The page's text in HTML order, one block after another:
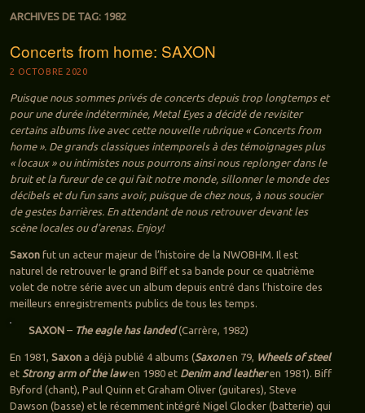
ARCHIVES DE TAG: 1982
Concerts from home: SAXON
2 OCTOBRE 2020
Puisque nous sommes privés de concerts depuis trop longtemps et
pour une durée indéterminée, Metal Eyes a décidé de revisiter
certains albums live avec cette nouvelle rubrique « Concerts from
home ». De grands classiques intemporels à des témoignages plus
« locaux » ou intimistes nous pourrons ainsi nous replonger dans le
bruit et la fureur de ce qui fait notre monde, sillonner le monde des
décibels et du fun sans avoir, puisque de chez nous, à nous soucier
de gestes barrières. En attendant de nous retrouver devant les
scène locales ou d’arenas. Enjoy!
Saxonfut un acteur majeur de l’histoire de la NWOBHM. Il est
naturel de retrouver le grand Biff et sa bande pour ce quatrième
volet de notre série avec un album depuis entré dans l’histoire des
meilleurs enregistrements publics de tous les temps.
SAXON– The eagle has landed(Carrère, 1982)
En 1981, Saxona déjà publié 4 albums (Saxonen 79, Wheels of steel
et Strong arm of the lawen 1980 et Denim and leatheren 1981). Biff
Byford (chant), Paul Quinn et Graham Oliver (guitares), Steve
Dawson (basse) et le récemment intégré Nigel Glocker (batterie) qui